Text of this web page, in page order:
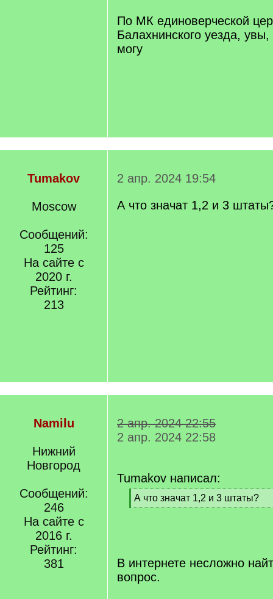
По МК единоверческой
Балахнинского уезда,
могу
Tumakov
Moscow
Сообщений:
125
На сайте с
2020 г.
Рейтинг:
213
2 апр. 2024 19:54
А что значат 1,2 и 3
Namilu
Нижний
Новгород
Сообщений:
246
На сайте с
2016 г.
Рейтинг:
381
2 апр. 2024 22:55
2 апр. 2024 22:58
Tumakov написал:
[
q
А что значат 1,2 и 3 штаты?
[
В интернете несложно
вопрос.